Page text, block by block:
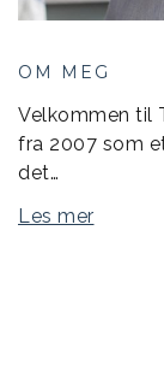
OM MEG
Velkommen til
fra 2007 som
det…
Les mer